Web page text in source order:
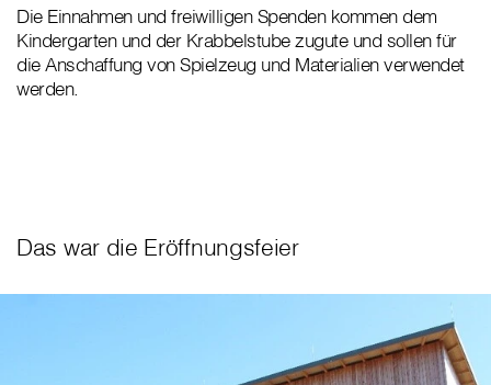
Die Einnahmen und freiwilligen Spenden kommen dem
Kindergarten und der Krabbelstube zugute und sollen für
die Anschaffung von Spielzeug und Materialien verwendet
werden.
Das war die Eröffnungsfeier